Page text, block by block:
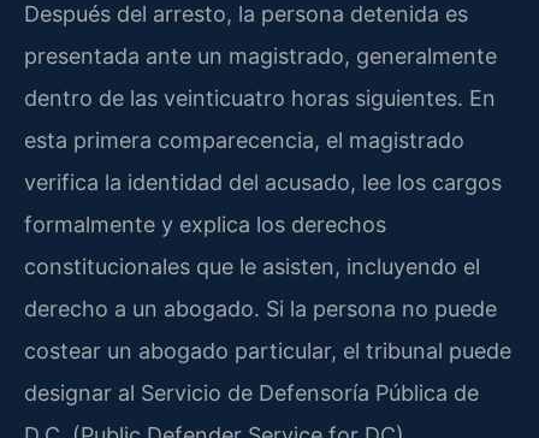
Después del arresto, la persona detenida es
presentada ante un magistrado, generalmente
dentro de las veinticuatro horas siguientes. En
esta primera comparecencia, el magistrado
verifica la identidad del acusado, lee los cargos
formalmente y explica los derechos
constitucionales que le asisten, incluyendo el
derecho a un abogado. Si la persona no puede
costear un abogado particular, el tribunal puede
designar al Servicio de Defensoría Pública de